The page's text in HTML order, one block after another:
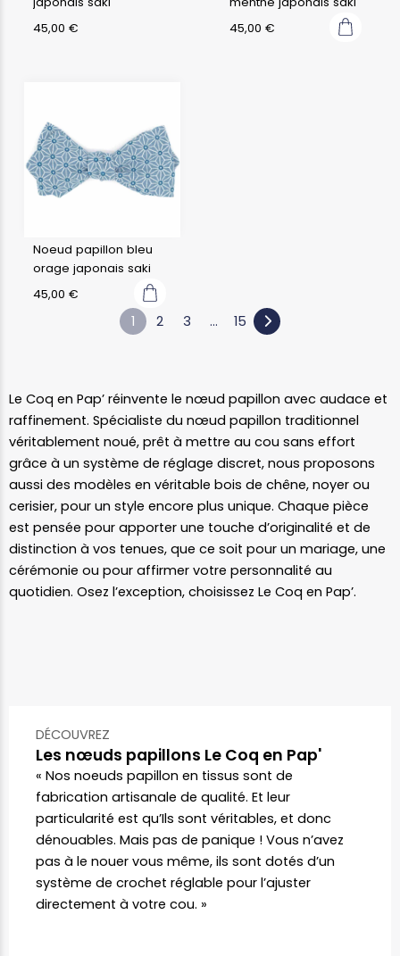
45,00 €
45,00 €
Noeud papillon bleu
orage japonais saki
45,00 €
1 2 3 … 15
Le Coq en Pap’ réinvente le nœud papillon avec audace et
raffinement. Spécialiste du nœud papillon traditionnel
véritablement noué, prêt à mettre au cou sans effort
grâce à un système de réglage discret, nous proposons
aussi des modèles en véritable bois de chêne, noyer ou
cerisier, pour un style encore plus unique. Chaque pièce
est pensée pour apporter une touche d’originalité et de
distinction à vos tenues, que ce soit pour un mariage, une
cérémonie ou pour affirmer votre personnalité au
quotidien. Osez l’exception, choisissez Le Coq en Pap’.
DÉCOUVREZ
Les nœuds papillons Le Coq en Pap'
« Nos noeuds papillon en tissus sont de
fabrication artisanale de qualité. Et leur
particularité est qu’Ils sont véritables, et donc
dénouables. Mais pas de panique ! Vous n’avez
pas à le nouer vous même, ils sont dotés d’un
système de crochet réglable pour l’ajuster
directement à votre cou. »